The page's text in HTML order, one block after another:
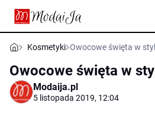
Kosmetyki Owocowe święta w
Owocowe święta w
Modaija.pl
5 listopada 2019, 12:04